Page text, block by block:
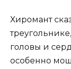
Хиромант
головы и
особенно